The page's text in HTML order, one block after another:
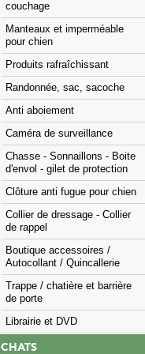
couchage
Manteaux et imperméable
pour chien
Produits rafraîchissant
Randonnée, sac, sacoche
Anti aboiement
Caméra de surveillance
Chasse - Sonnaillons - Boite
d'envol - gilet de protection
Clôture anti fugue pour chien
Collier de dressage - Collier
de rappel
Boutique accessoires /
Autocollant / Quincallerie
Trappe / chatière et barrière
de porte
Librairie et DVD
CHATS